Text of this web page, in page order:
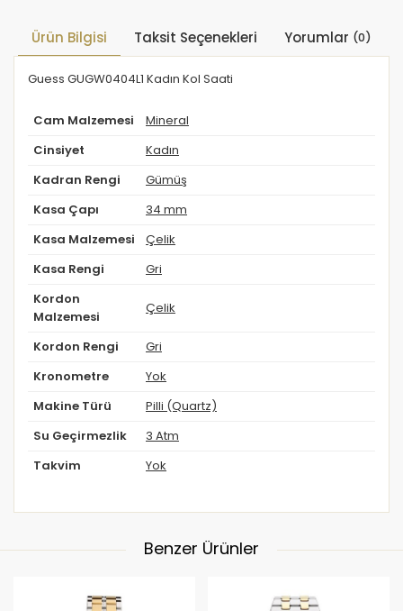
Ürün Bilgisi Taksit Seçenekleri Yorumlar (0)
Guess GUGW0404L1 Kadın Kol Saati
Cam Malzemesi Mineral
Cinsiyet Kadın
Kadran Rengi Gümüş
Kasa Çapı 34 mm
Kasa Malzemesi Çelik
Kasa Rengi Gri
Kordon
Malzemesi
Çelik
Kordon Rengi Gri
Kronometre Yok
Makine Türü Pilli (Quartz)
Su Geçirmezlik 3 Atm
Takvim Yok
Benzer Ürünler